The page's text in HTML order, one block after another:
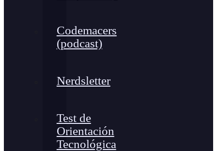
Codemacers
(podcast)
Nerdsletter
Test de
Orientación
Tecnológica